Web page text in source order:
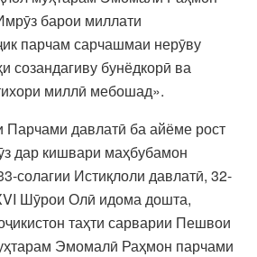
барои миллати
парчам сарчашмаи нерӯву
созандагиву бунёдкорӣ ва
миллӣ мебошад».
Парчами давлатӣ ба айёме рост
дар кишвари маҳбубамон
солагии Истиқлоли давлатӣ, 32-
Шӯрои Олӣ идома дошта,
таҳти сарварии Пешвои
Эмомалӣ Раҳмон парчами